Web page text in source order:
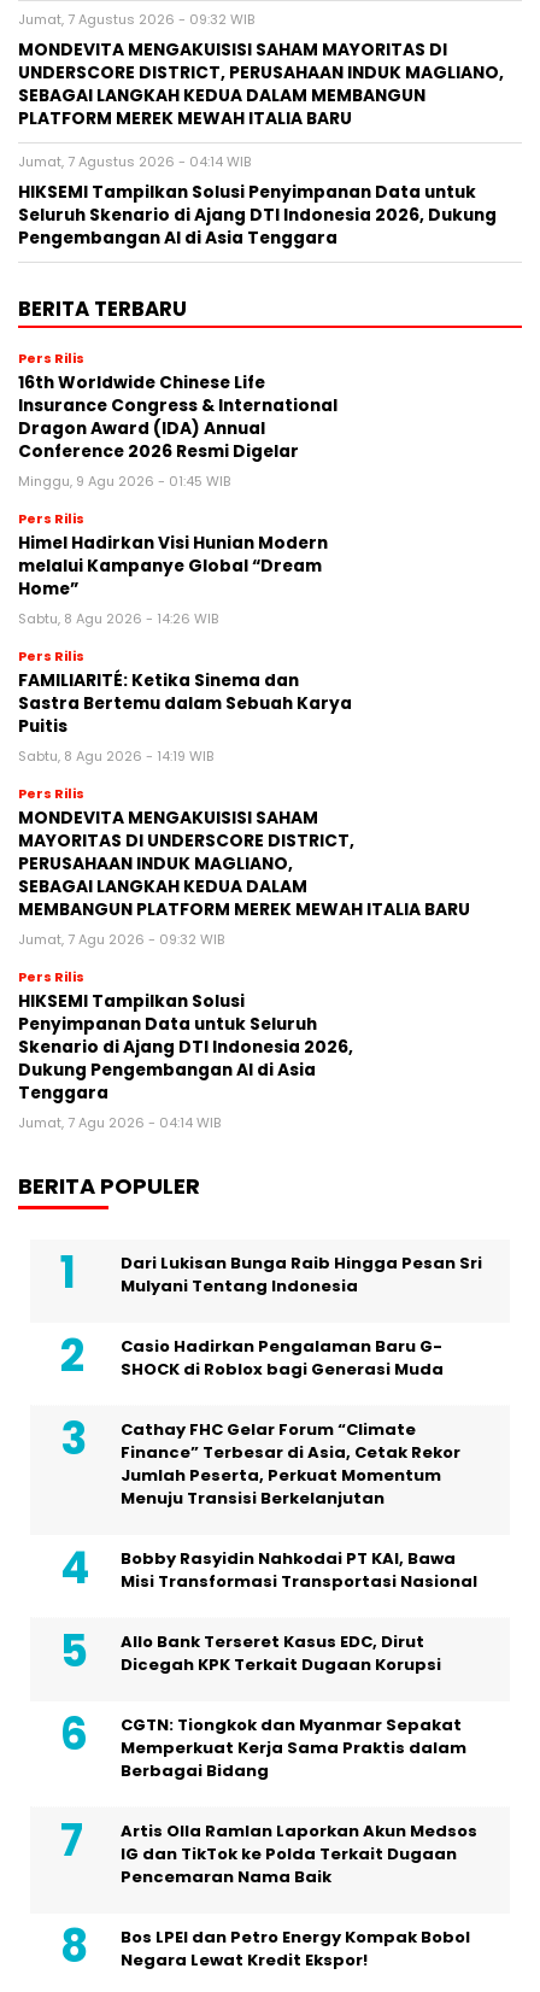
Jumat, 7 Agustus 2026 - 09:32 WIB
MONDEVITA MENGAKUISISI SAHAM MAYORITAS DI
UNDERSCORE DISTRICT, PERUSAHAAN INDUK MAGLIANO,
SEBAGAI LANGKAH KEDUA DALAM MEMBANGUN
PLATFORM MEREK MEWAH ITALIA BARU
Jumat, 7 Agustus 2026 - 04:14 WIB
HIKSEMI Tampilkan Solusi Penyimpanan Data untuk
Seluruh Skenario di Ajang DTI Indonesia 2026, Dukung
Pengembangan AI di Asia Tenggara
BERITA TERBARU
Pers Rilis
16th Worldwide Chinese Life
Insurance Congress & International
Dragon Award (IDA) Annual
Conference 2026 Resmi Digelar
Minggu, 9 Agu 2026 - 01:45 WIB
Pers Rilis
Himel Hadirkan Visi Hunian Modern
melalui Kampanye Global “Dream
Home”
Sabtu, 8 Agu 2026 - 14:26 WIB
Pers Rilis
FAMILIARITÉ: Ketika Sinema dan
Sastra Bertemu dalam Sebuah Karya
Puitis
Sabtu, 8 Agu 2026 - 14:19 WIB
Pers Rilis
MONDEVITA MENGAKUISISI SAHAM
MAYORITAS DI UNDERSCORE DISTRICT,
PERUSAHAAN INDUK MAGLIANO,
SEBAGAI LANGKAH KEDUA DALAM
MEMBANGUN PLATFORM MEREK MEWAH ITALIA BARU
Jumat, 7 Agu 2026 - 09:32 WIB
Pers Rilis
HIKSEMI Tampilkan Solusi
Penyimpanan Data untuk Seluruh
Skenario di Ajang DTI Indonesia 2026,
Dukung Pengembangan AI di Asia
Tenggara
Jumat, 7 Agu 2026 - 04:14 WIB
BERITA POPULER
Dari Lukisan Bunga Raib Hingga Pesan Sri
Mulyani Tentang Indonesia
Casio Hadirkan Pengalaman Baru G-
SHOCK di Roblox bagi Generasi Muda
Cathay FHC Gelar Forum “Climate
Finance” Terbesar di Asia, Cetak Rekor
Jumlah Peserta, Perkuat Momentum
Menuju Transisi Berkelanjutan
Bobby Rasyidin Nahkodai PT KAI, Bawa
Misi Transformasi Transportasi Nasional
Allo Bank Terseret Kasus EDC, Dirut
Dicegah KPK Terkait Dugaan Korupsi
CGTN: Tiongkok dan Myanmar Sepakat
Memperkuat Kerja Sama Praktis dalam
Berbagai Bidang
Artis Olla Ramlan Laporkan Akun Medsos
IG dan TikTok ke Polda Terkait Dugaan
Pencemaran Nama Baik
Bos LPEI dan Petro Energy Kompak Bobol
Negara Lewat Kredit Ekspor!